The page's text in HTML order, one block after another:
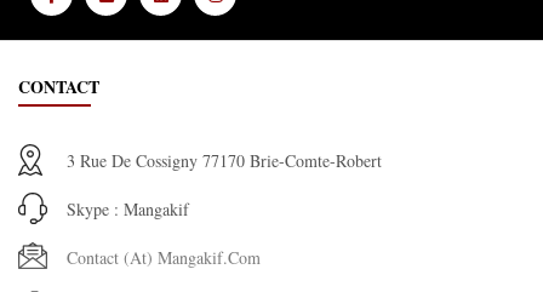
CONTACT
3 Rue De Cossigny 77170 Brie-Comte-Robert
Skype : Mangakif
Contact (at) Mangakif.com